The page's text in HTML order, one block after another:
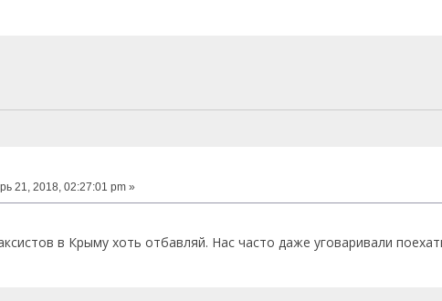
21, 2018, 02:27:01 pm »
в Крыму хоть отбавляй. Нас часто даже уговаривали